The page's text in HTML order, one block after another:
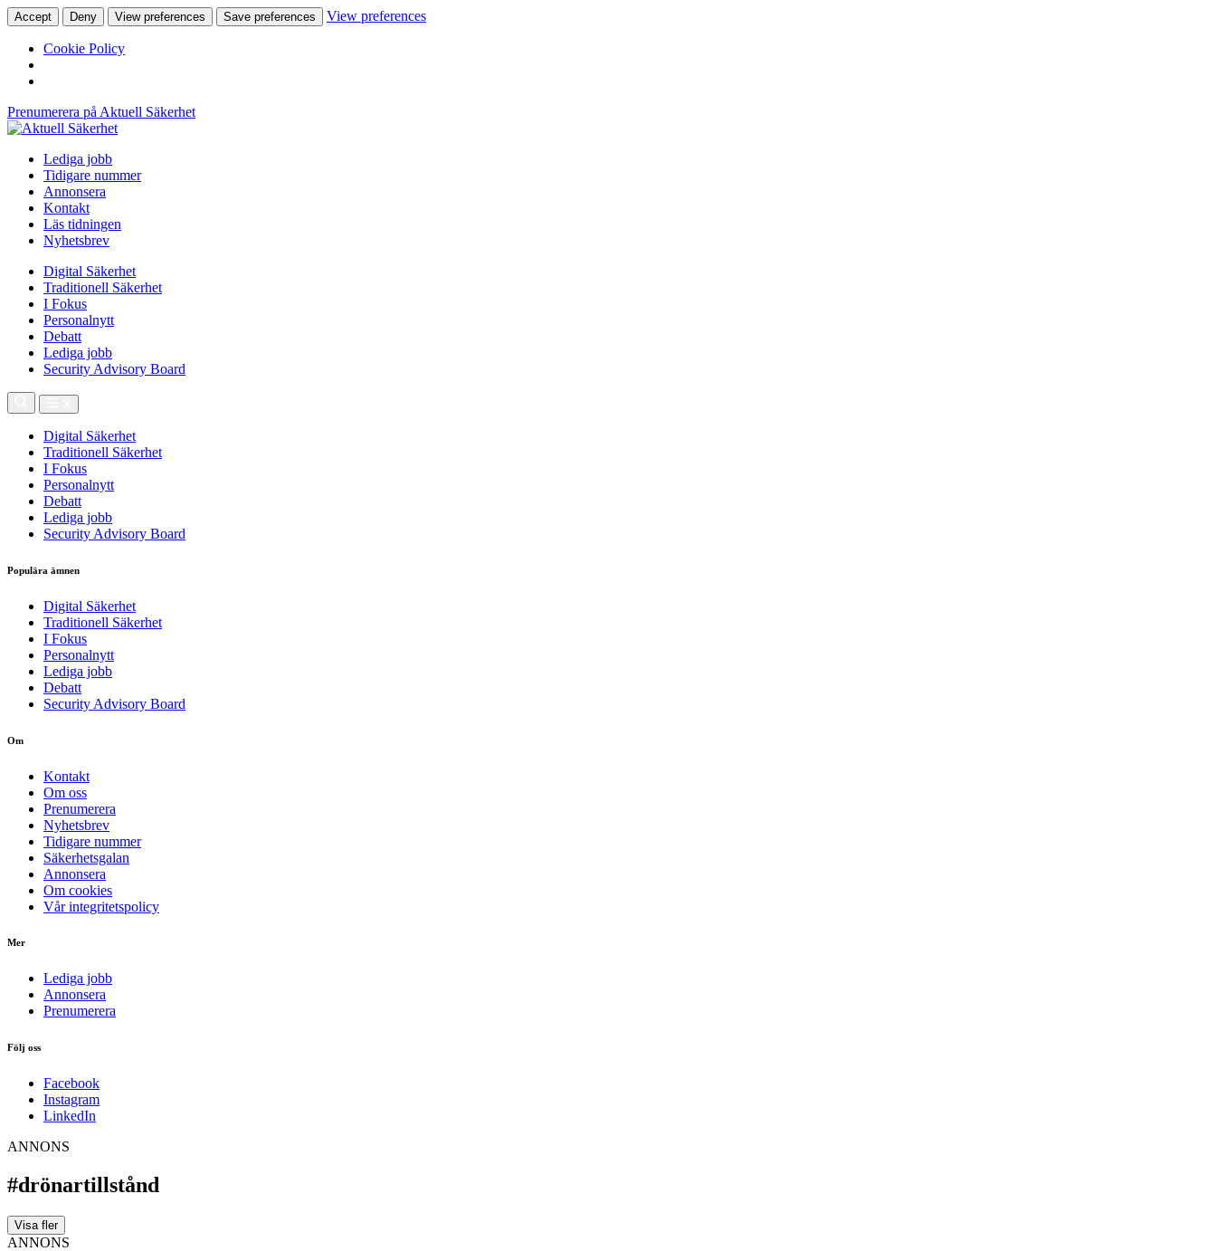
Accept Deny View preferences Save preferences View preferences
Cookie Policy
Prenumerera på Aktuell Säkerhet
Lediga jobb
Tidigare nummer
Annonsera
Kontakt
Läs tidningen
Nyhetsbrev
Digital Säkerhet
Traditionell Säkerhet
I Fokus
Personalnytt
Debatt
Lediga jobb
Security Advisory Board
Digital Säkerhet
Traditionell Säkerhet
I Fokus
Personalnytt
Debatt
Lediga jobb
Security Advisory Board
Populära ämnen
Digital Säkerhet
Traditionell Säkerhet
I Fokus
Personalnytt
Lediga jobb
Debatt
Security Advisory Board
Om
Kontakt
Om oss
Prenumerera
Nyhetsbrev
Tidigare nummer
Säkerhetsgalan
Annonsera
Om cookies
Vår integritetspolicy
Mer
Lediga jobb
Annonsera
Prenumerera
Följ oss
Facebook
Instagram
LinkedIn
ANNONS
#drönartillstånd
Visa fler
ANNONS